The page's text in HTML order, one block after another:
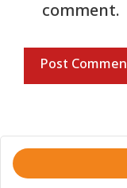
comment.